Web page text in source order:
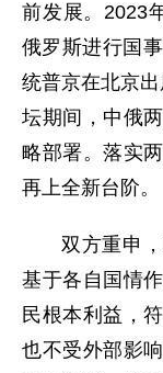
前发展。2023
俄罗斯进行国
统普京在北京
坛期间，中俄
略部署。落实
再上全新台阶。
双方重申
基于各自国情
民根本利益，
也不受外部影